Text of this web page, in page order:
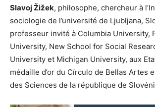
Slavoj Žižek, philosophe, chercheur à
sociologie de l’université de Ljubljana,
professeur invité à Columbia University,
University, New School for Social
University et Michigan University, aux
médaille d’or du Círculo de Bellas Artes
des Sciences de la république de